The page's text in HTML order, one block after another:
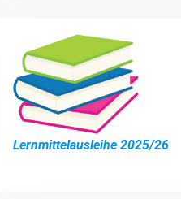
Lernmittelausleihe 2025/26